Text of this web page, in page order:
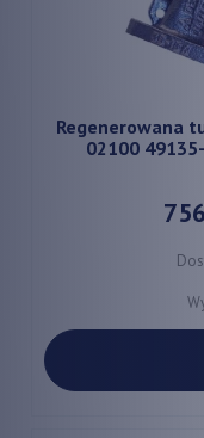
Regenerowana
02100